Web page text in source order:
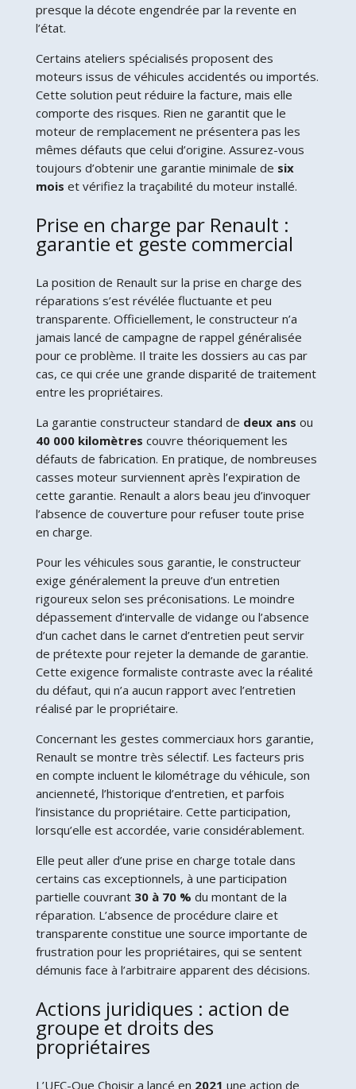
presque la décote engendrée par la revente en
l’état.
Certains ateliers spécialisés proposent des
moteurs issus de véhicules accidentés ou importés.
Cette solution peut réduire la facture, mais elle
comporte des risques. Rien ne garantit que le
moteur de remplacement ne présentera pas les
mêmes défauts que celui d’origine. Assurez-vous
toujours d’obtenir une garantie minimale de six
mois et vérifiez la traçabilité du moteur installé.
Prise en charge par Renault :
garantie et geste commercial
La position de Renault sur la prise en charge des
réparations s’est révélée fluctuante et peu
transparente. Officiellement, le constructeur n’a
jamais lancé de campagne de rappel généralisée
pour ce problème. Il traite les dossiers au cas par
cas, ce qui crée une grande disparité de traitement
entre les propriétaires.
La garantie constructeur standard de deux ans ou
40 000 kilomètres couvre théoriquement les
défauts de fabrication. En pratique, de nombreuses
casses moteur surviennent après l’expiration de
cette garantie. Renault a alors beau jeu d’invoquer
l’absence de couverture pour refuser toute prise
en charge.
Pour les véhicules sous garantie, le constructeur
exige généralement la preuve d’un entretien
rigoureux selon ses préconisations. Le moindre
dépassement d’intervalle de vidange ou l’absence
d’un cachet dans le carnet d’entretien peut servir
de prétexte pour rejeter la demande de garantie.
Cette exigence formaliste contraste avec la réalité
du défaut, qui n’a aucun rapport avec l’entretien
réalisé par le propriétaire.
Concernant les gestes commerciaux hors garantie,
Renault se montre très sélectif. Les facteurs pris
en compte incluent le kilométrage du véhicule, son
ancienneté, l’historique d’entretien, et parfois
l’insistance du propriétaire. Cette participation,
lorsqu’elle est accordée, varie considérablement.
Elle peut aller d’une prise en charge totale dans
certains cas exceptionnels, à une participation
partielle couvrant 30 à 70 % du montant de la
réparation. L’absence de procédure claire et
transparente constitue une source importante de
frustration pour les propriétaires, qui se sentent
démunis face à l’arbitraire apparent des décisions.
Actions juridiques : action de
groupe et droits des
propriétaires
L’UFC-Que Choisir a lancé en 2021 une action de